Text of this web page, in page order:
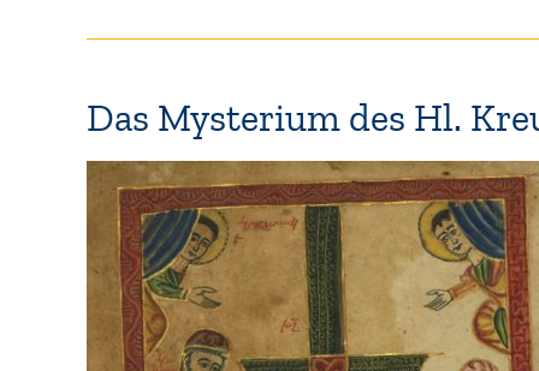
Das Mysterium des Hl.